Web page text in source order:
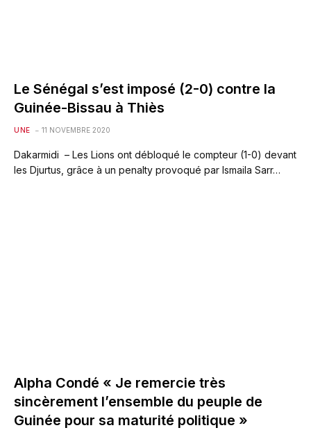
Le Sénégal s’est imposé (2-0) contre la
Guinée-Bissau à Thiès
UNE 11 NOVEMBRE 2020
Dakarmidi – Les Lions ont débloqué le compteur (1-0) devant
les Djurtus, grâce à un penalty provoqué par Ismaila Sarr…
Alpha Condé « Je remercie très
sincèrement l’ensemble du peuple de
Guinée pour sa maturité politique »